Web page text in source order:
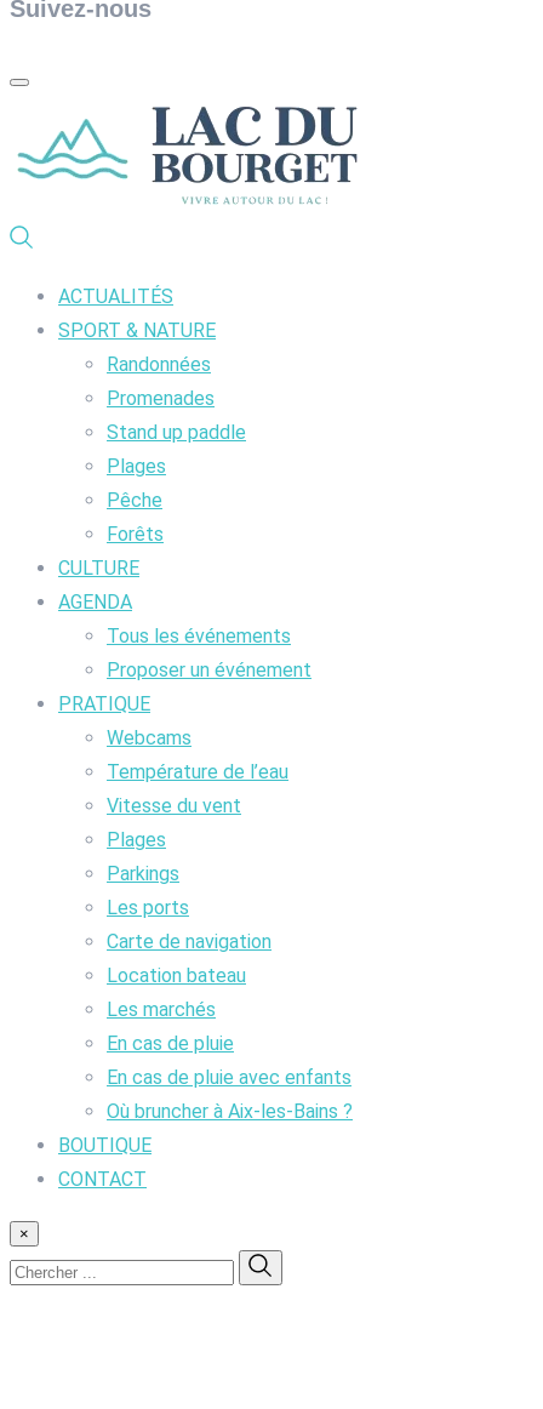
Suivez-nous
ACTUALITÉS
SPORT & NATURE
Randonnées
Promenades
Stand up paddle
Plages
Pêche
Forêts
CULTURE
AGENDA
Tous les événements
Proposer un événement
PRATIQUE
Webcams
Température de l’eau
Vitesse du vent
Plages
Parkings
Les ports
Carte de navigation
Location bateau
Les marchés
En cas de pluie
En cas de pluie avec enfants
Où bruncher à Aix-les-Bains ?
BOUTIQUE
CONTACT
×